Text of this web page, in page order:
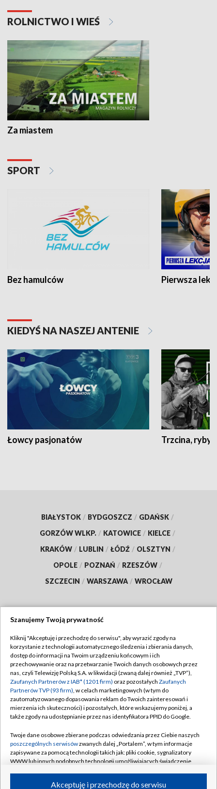
ROLNICTWO I WIEŚ
Za miastem
SPORT
Bez hamulców Pierwsza
KIEDYŚ NA NASZEJ ANTENIE
Łowcy pasjonatów Trzcina, ryby
BIAŁYSTOK / BYDGOSZCZ / GDAŃSK /
GORZÓW WLKP. / KATOWICE / KIELCE /
KRAKÓW / LUBLIN / ŁÓDŹ / OLSZTYN /
OPOLE / POZNAŃ / RZESZÓW /
SZCZECIN / WARSZAWA / WROCŁAW
TVP
Abonament TVP
Emisja w TVP
Centrum informacji TVP
Naziemna Telewizja Cyfrowa
Rada Programowa
System NOS
Informacje o nadawcy
Regulamin TVP
Polityka prywatności
Moje zgody
Pomoc
Kontakt
Kanały
Szanujemy Twoją prywatność
Kliknij "Akceptuję i przechodzę do serwisu", aby wyrazić zgody na
korzystanie z technologii automatycznego śledzenia i zbierania danych,
dostęp do informacji na Twoim urządzeniu końcowym i ich
przechowywanie oraz na przetwarzanie Twoich danych osobowych przez
nas, czyli Telewizję Polską S.A. w likwidacji (zwaną dalej również „TVP”),
Zaufanych Partnerów z IAB* (1201 firm) oraz pozostałych Zaufanych
Partnerów TVP (93 firm), w celach marketingowych (w tym do
zautomatyzowanego dopasowania reklam do Twoich zainteresowań i
mierzenia ich skuteczności) i pozostałych, które wskazujemy poniżej, a
także zgody na udostępnianie przez nas identyfikatora PPID do Google.
Twoje dane osobowe zbierane podczas odwiedzania przez Ciebie naszych
poszczególnych serwisówzwanych dalej „Portalem”, w tym informacje
zapisywane za pomocą technologii takich jak: pliki cookie, sygnalizatory
WWW lub innych podobnych technologii umożliwiających świadczenie
ruchu w Internecie.Akceptuję i przechodzę do serwisu